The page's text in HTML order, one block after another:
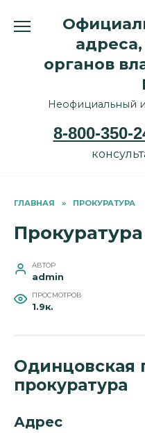
органов
Неофициальный
8-800-350-
ГЛАВНАЯ » ПРОКУРАТУРА
АВТОР
admin
ПРОСМОТРОВ
1.9к.
Одинцовская
прокуратура
Адрес